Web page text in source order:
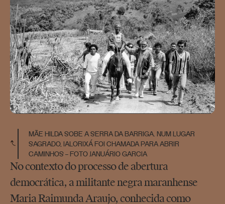
MÃE HILDA SOBE A SERRA DA BARRIGA. NUM LUGAR
SAGRADO, IALORIXÁ FOI CHAMADA PARA ABRIR
CAMINHOS – FOTO JANUÁRIO GARCIA
No contexto do processo de abertura
democrática, a militante negra maranhense
Maria Raimunda Araujo, conhecida como